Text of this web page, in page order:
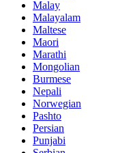
Malay
Malayalam
Maltese
Maori
Marathi
Mongolian
Burmese
Nepali
Norwegian
Pashto
Persian
Punjabi